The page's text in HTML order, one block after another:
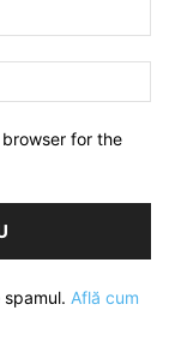
for the
Află cum